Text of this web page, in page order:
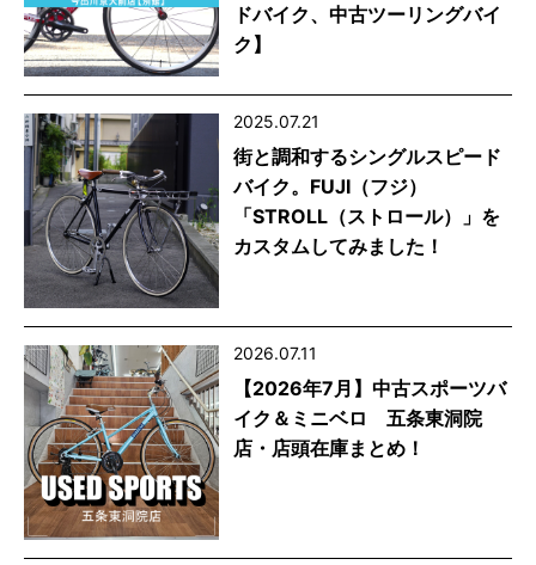
ドバイク、中古ツーリングバイ
ク】
2025.07.21
街と調和するシングルスピード
バイク。FUJI（フジ）
「STROLL（ストロール）」を
カスタムしてみました！
2026.07.11
【2026年7月】中古スポーツバ
イク＆ミニベロ 五条東洞院
店・店頭在庫まとめ！